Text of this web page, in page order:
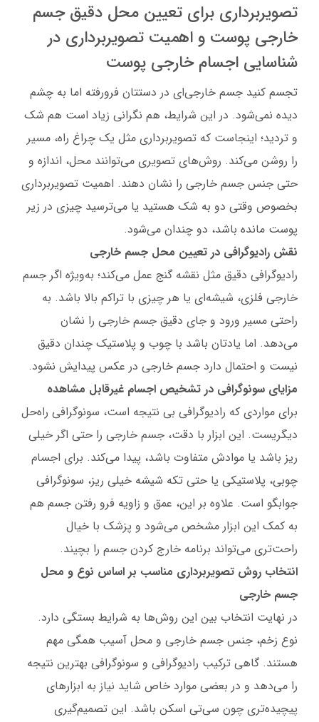
تصویربرداری برای تعیین محل دقیق جسم
خارجی پوست و اهمیت تصویربرداری در
شناسایی اجسام خارجی پوست
تجسم کنید جسم خارجی‌ای در دستتان فرورفته اما به چشم
دیده نمی‌شود. در این شرایط، هم نگرانی زیاد است هم شک
و تردید؛ اینجاست که تصویربرداری مثل یک چراغ راه، مسیر
را روشن می‌کند. روش‌های تصویری می‌توانند محل، اندازه و
حتی جنس جسم خارجی را نشان دهند. اهمیت تصویربرداری
بخصوص وقتی دو به شک هستید یا می‌ترسید چیزی در زیر
پوست مانده باشد، دو چندان می‌شود.
نقش رادیوگرافی در تعیین محل جسم خارجی
رادیوگرافی دقیق مثل نقشه گنج عمل می‌کند؛ به‌ویژه اگر جسم
خارجی فلزی، شیشه‌ای یا هر چیزی با تراکم بالا باشد. به
راحتی مسیر ورود و جای دقیق جسم خارجی را نشان
می‌دهد. اما یادتان باشد با چوب و پلاستیک چندان دقیق
نیست و احتمال دارد جسم خارجی در عکس پیدایش نشود.
مزایای سونوگرافی در تشخیص اجسام غیرقابل مشاهده
برای مواردی که رادیوگرافی بی نتیجه است، سونوگرافی راه‌حل
دیگریست. این ابزار با دقت، جسم خارجی را حتی اگر خیلی
ریز باشد یا موادش متفاوت باشد، پیدا می‌کند. برای اجسام
چوبی، پلاستیکی یا حتی تکه شیشه خیلی ریز، سونوگرافی
جوابگو است. علاوه بر این، عمق و زاویه فرو رفتن جسم هم
به کمک این ابزار مشخص می‌شود و پزشک با خیال
راحت‌تری می‌تواند برنامه خارج کردن جسم را بچیند.
انتخاب روش تصویربرداری مناسب بر اساس نوع و محل
جسم خارجی
در نهایت انتخاب بین این روش‌ها به شرایط بستگی دارد.
نوع زخم، جنس جسم خارجی و محل آسیب همگی مهم
هستند. گاهی ترکیب رادیوگرافی و سونوگرافی بهترین نتیجه
را می‌دهد و در بعضی موارد خاص شاید نیاز به ابزارهای
پیچیده‌تری چون سی‌تی اسکن باشد. این تصمیم‌گیری